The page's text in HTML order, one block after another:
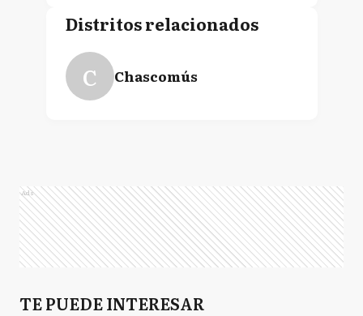
Distritos relacionados
C Chascomús
Ads
TE PUEDE INTERESAR